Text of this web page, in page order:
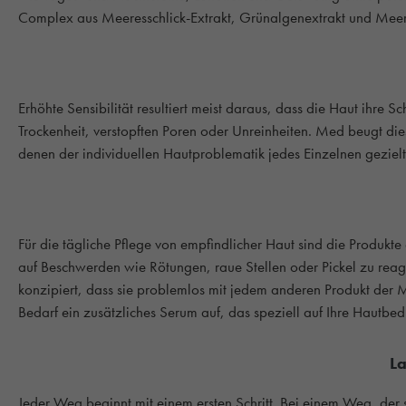
Complex aus Meeresschlick-Extrakt, Grünalgenextrakt und
Erhöhte Sensibilität resultiert meist daraus, dass die Haut ihre
Trockenheit, verstopften Poren oder Unreinheiten. Med beugt
denen der individuellen Hautproblematik jedes Einzelnen
Für die tägliche Pflege von empfindlicher Haut sind die
auf Beschwerden wie Rötungen, raue Stellen oder Pickel zu
konzipiert, dass sie problemlos mit jedem anderen Produkt der
Bedarf ein zusätzliches Serum auf, das speziell auf Ihre